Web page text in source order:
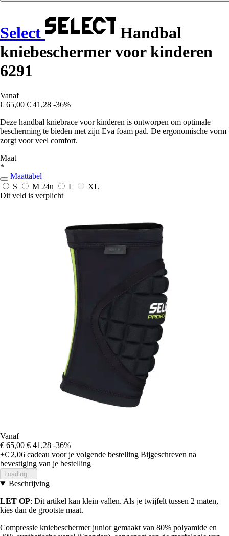
Select
Handbal
kniebeschermer voor kinderen
6291
Vanaf
€ 65,00 € 41,28 -36%
Deze handbal kniebrace voor kinderen is ontworpen om optimale
bescherming te bieden met zijn Eva foam pad. De ergonomische vorm
zorgt voor veel comfort.
Maat
*
Maattabel
S
M 24u L
XL
Dit veld is verplicht
Vanaf
€ 65,00 € 41,28 -36%
+€ 2,06 cadeau voor je volgende bestelling Bijgeschreven na
bevestiging van je bestelling
Loading...
Beschrijving
LET OP: Dit artikel kan klein vallen. Als je twijfelt tussen 2 maten,
kies dan de grootste maat.
Compressie kniebeschermer junior gemaakt van 80% polyamide en